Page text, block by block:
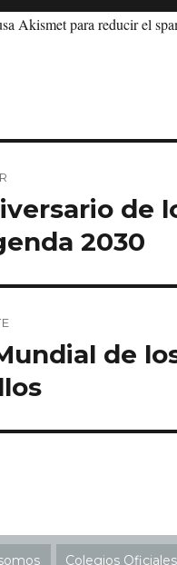
Akismet para reducir el
de
2030
de
Colegios